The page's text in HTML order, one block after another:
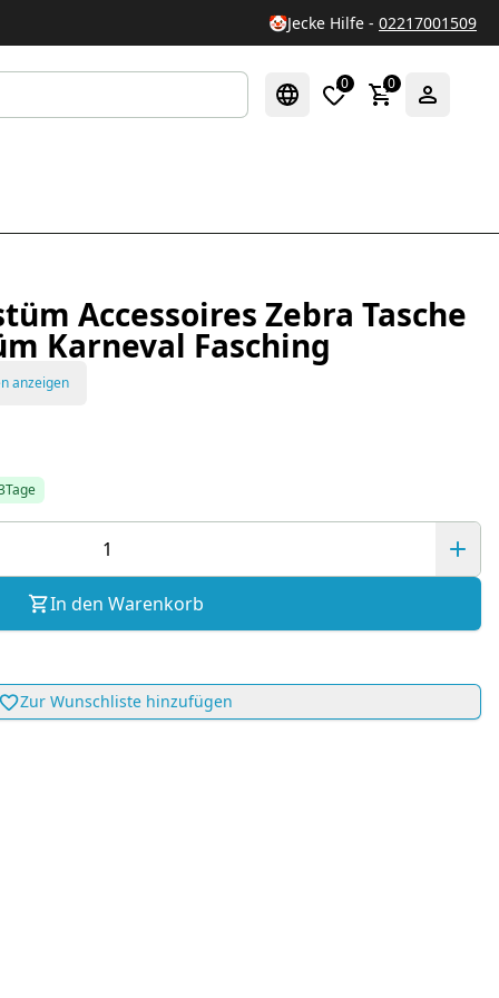
🤡Jecke Hilfe -02217001509
0 0
Accessoires Zebra Tasche
Karneval Fasching
anzeigen
In den Warenkorb
Zur Wunschliste hinzufügen